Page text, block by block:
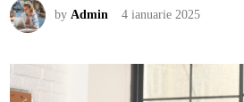
byAdmin 4 ianuarie 2025